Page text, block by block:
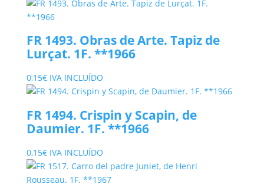
FR 1493. Obras de Arte. Tapiz de
Lurçat. 1F. **1966
0,15€ IVA INCLUÍDO
FR 1494. Crispin y Scapin, de
Daumier. 1F. **1966
0,15€ IVA INCLUÍDO